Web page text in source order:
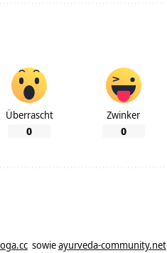
Überrascht
0
Zwinker
0
sowieayurveda-community.net